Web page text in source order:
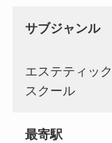
サブジャンル
エステティッ
スクール
最寄駅